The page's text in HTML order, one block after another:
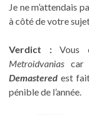
Je ne m’attendais
à côté de votre
Verdict :Vous
Metroidvanias car
Demastered est
pénible de l’année.